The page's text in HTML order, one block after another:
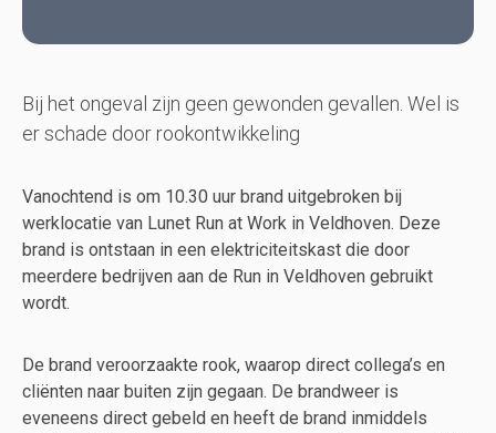
Bij het ongeval zijn geen gewonden gevallen. Wel is
er schade door rookontwikkeling
Vanochtend is om 10.30 uur brand uitgebroken bij
werklocatie van Lunet Run at Work in Veldhoven. Deze
brand is ontstaan in een elektriciteitskast die door
meerdere bedrijven aan de Run in Veldhoven gebruikt
wordt.
De brand veroorzaakte rook, waarop direct collega’s en
cliënten naar buiten zijn gegaan. De brandweer is
eveneens direct gebeld en heeft de brand inmiddels